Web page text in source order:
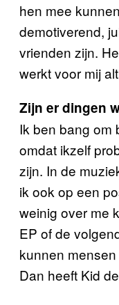
hen mee
demotiverend,
vrienden zijn.
werkt voor mij
Zijn er dingen
Ik ben bang om
omdat ikzelf
zijn. In de
ik ook op een
weinig over me
EP of de
kunnen
Dan heeft Kid